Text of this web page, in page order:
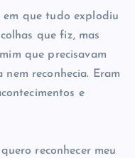
em que tudo explodiu
que fiz, mas
que precisavam
reconhecia. Eram
e
reconhecer meu